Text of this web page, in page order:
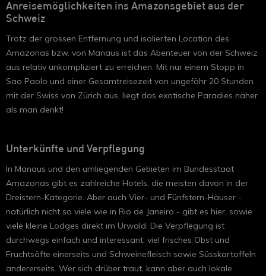
Anreisemöglichkeiten ins Amazonsgebiet aus der
Schweiz
Trotz der grossen Entfernung und isolierten Location des
Amazonas bzw. von Manaus ist das Abenteuer von der Schweiz
aus relativ unkompliziert zu erreichen. Mit nur einem Stopp in
Sao Paolo und einer Gesamtreisezeit von ungefähr 20 Stunden
mit der Swiss von Zürich aus, liegt das exotische Paradies näher
als man denkt!
Unterkünfte und Verpflegung
In Manaus und den umliegenden Gebieten im Bundesstaat
Amazonas gibt es zahlreiche Hotels, die meisten davon in der
Dreistern-Kategorie. Aber auch Vier- und Fünfstern-Häuser -
natürlich nicht so viele wie in Rio de Janeiro - gibt es hier, sowie
viele kleine Lodges direkt im Urwald. Die Verpflegung ist
durchwegs einfach und interessant: viel frisches Obst und
Fruchtsäfte einerseits und Schweinefleisch sowie Süsskartoffeln
andererseits. Wer sich drüber traut, kann aber auch lokale